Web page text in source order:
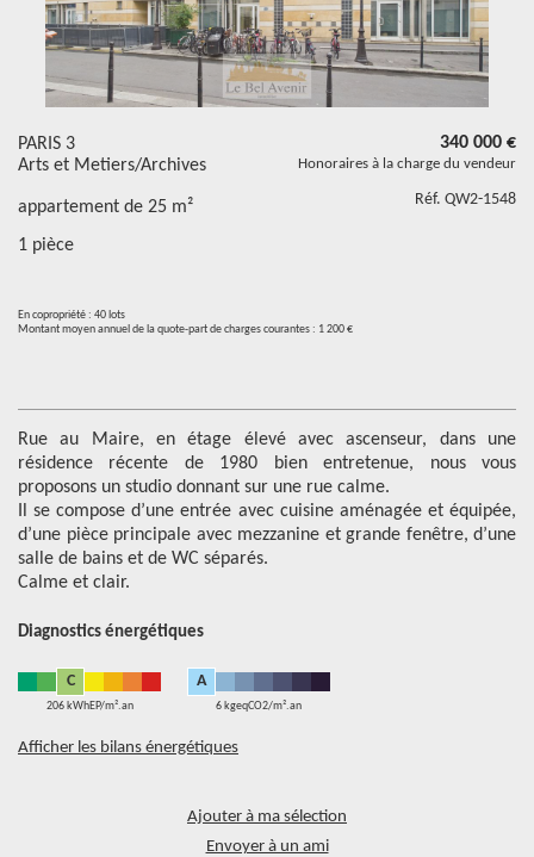
340 000 €
Honoraires à la charge du vendeur
Réf. QW2-1548
PARIS 3
Arts et Metiers/Archives
appartement de 25 m²
1 pièce
En copropriété : 40 lots
Montant moyen annuel de la quote-part de charges courantes : 1 200 €
Rue au Maire, en étage élevé avec ascenseur, dans une
résidence récente de 1980 bien entretenue, nous vous
proposons un studio donnant sur une rue calme.
Il se compose d’une entrée avec cuisine aménagée et équipée,
d’une pièce principale avec mezzanine et grande fenêtre, d’une
salle de bains et de WC séparés.
Calme et clair.
Diagnostics énergétiques
C
206 kWhEP/m².an
A
6 kgeqCO2/m².an
Afficher les bilans énergétiques
Ajouter à ma sélection
Envoyer à un ami